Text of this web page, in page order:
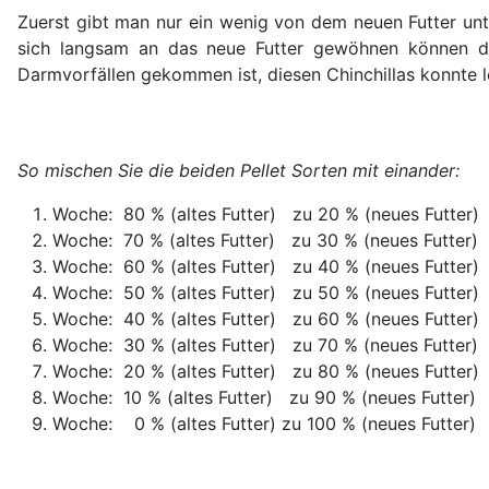
Zuerst gibt man nur ein wenig von dem neuen Futter
sich langsam an das neue Futter gewöhnen
Darmvorfällen gekommen ist, diesen Chinchillas
So mischen Sie die beiden Pellet Sorten mit einander:
Woche: 80 % (altes Futter) zu 20 % (neues Futter)
Woche: 70 % (altes Futter) zu 30 % (neues Futter)
Woche: 60 % (altes Futter) zu 40 % (neues Futter)
Woche: 50 % (altes Futter) zu 50 % (neues Futter)
Woche: 40 % (altes Futter) zu 60 % (neues Futter)
Woche: 30 % (altes Futter) zu 70 % (neues Futter)
Woche: 20 % (altes Futter) zu 80 % (neues Futter)
Woche: 10 % (altes Futter) zu 90 % (neues Futter)
Woche: 0 % (altes Futter) zu 100 % (neues Futter)